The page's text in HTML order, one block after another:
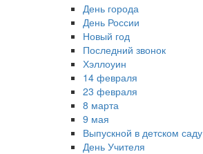
День города
День России
Новый год
Последний звонок
Хэллоуин
14 февраля
23 февраля
8 марта
9 мая
Выпускной в детском саду
День Учителя